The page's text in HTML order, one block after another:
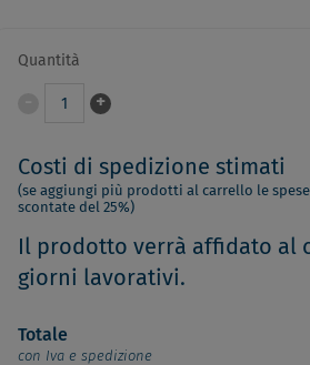
Quantità
1 +
Costi di spedizione stimati
(se aggiungi più prodotti al carrello le
scontate del 25%)
Il prodotto verrà affidato al
giorni lavorativi.
Totale
con Iva e spedizione